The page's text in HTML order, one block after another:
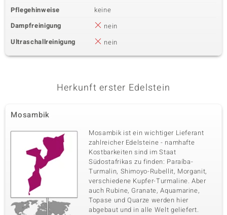
Pflegehinweise
keine
Dampfreinigung
nein
Ultraschallreinigung
nein
Herkunft erster Edelstein
Mosambik
Mosambik ist ein wichtiger Lieferant
zahlreicher Edelsteine - namhafte
Kostbarkeiten sind im Staat
Südostafrikas zu finden: Paraíba-
Turmalin, Shimoyo-Rubellit, Morganit,
verschiedene Kupfer-Turmaline. Aber
auch Rubine, Granate, Aquamarine,
Topase und Quarze werden hier
abgebaut und in alle Welt geliefert.